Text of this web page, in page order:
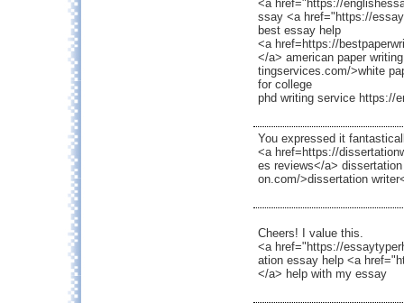
<a href="https://
ssay <a href="https://
best essay help
<a href=https://
</a> american paper
tingservices.com/>white
for college
phd writing service https://
You expressed it
<a href=https://
es reviews</a>
on.com/>dissertation
Cheers! I value this.
<a href="https://
ation essay help <a
</a> help with my essay